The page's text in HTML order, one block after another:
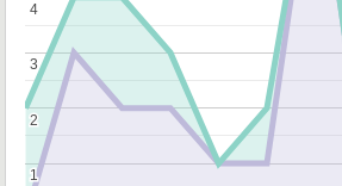
1
1
2
2
3
3
4
4